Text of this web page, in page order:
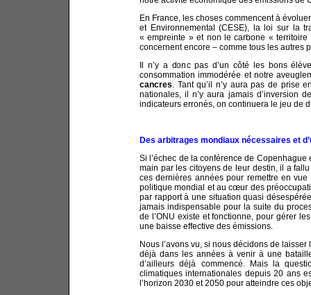
En France, les choses commencent à
et Environnemental (CESE), la loi sur la
« empreinte » et non le carbone «
concernent encore – comme tous les autres
Il n’y a donc pas d’un côté les bons
consommation immodérée et notre
cancres . Tant qu’il n’y aura pas de
nationales, il n’y aura jamais d’inversion
indicateurs erronés, on continuera le jeu de
Des arbitrages mondiaux nécessaires et
Si l’échec de la conférence de
main par les citoyens de leur destin, il a
ces dernières années pour remettre en
politique mondial et au cœur des
par rapport à une situation quasi
jamais indispensable pour la suite du
de l’ONU existe et fonctionne, pour gérer
une baisse effective des émissions.
Nous l’avons vu, si nous décidons de
déjà dans les années à venir à une
d’ailleurs déjà commencé. Mais la
climatiques internationales depuis 20 ans
l’horizon 2030 et 2050 pour atteindre ces